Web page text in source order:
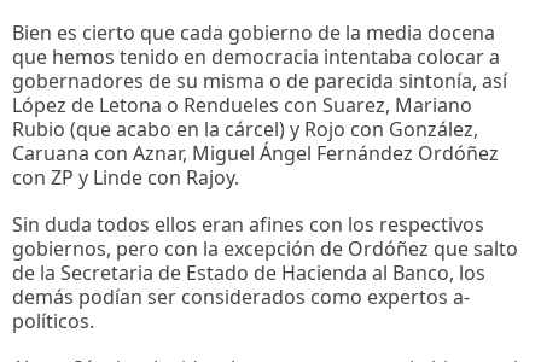
Bien es cierto que cada gobierno de la media docena
que hemos tenido en democracia intentaba colocar a
gobernadores de su misma o de parecida sintonía, así
López de Letona o Rendueles con Suarez, Mariano
Rubio (que acabo en la cárcel) y Rojo con González,
Caruana con Aznar, Miguel Ángel Fernández Ordóñez
con ZP y Linde con Rajoy.
Sin duda todos ellos eran afines con los respectivos
gobiernos, pero con la excepción de Ordóñez que salto
de la Secretaria de Estado de Hacienda al Banco, los
demás podían ser considerados como expertos a-
políticos.